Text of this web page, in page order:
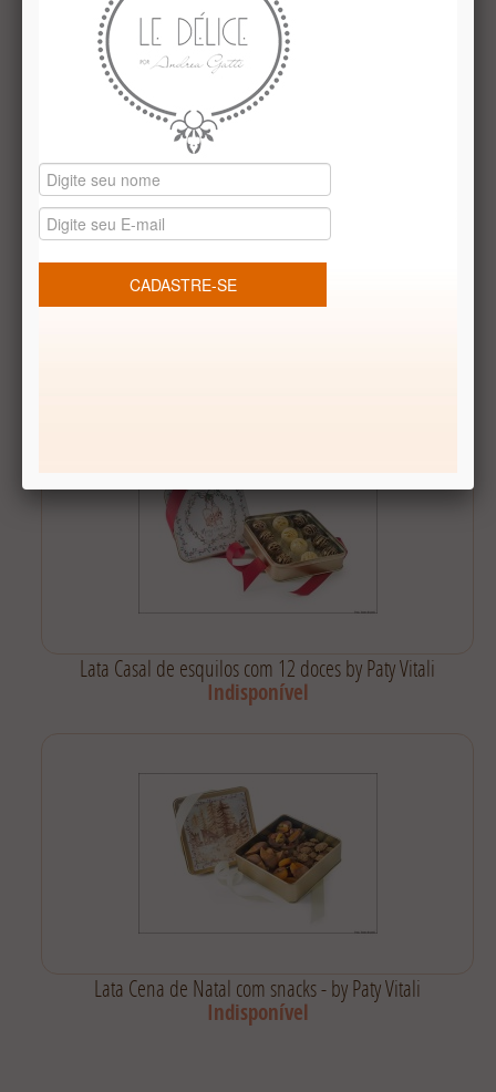
Indisponível
Lata Casal de esquilos com 12 doces by Paty Vitali
Indisponível
Lata Cena de Natal com snacks - by Paty Vitali
Indisponível